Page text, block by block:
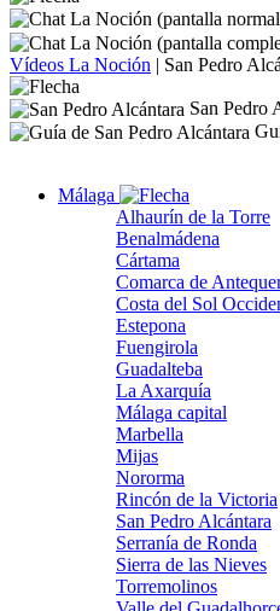
Vídeos La Noción | San Pedro
San Pedro
Málaga
Alhaurín de la Torre
Benalmádena
Cártama
Comarca de
Costa del Sol
Estepona
Fuengirola
Guadalteba
La Axarquía
Málaga capital
Marbella
Mijas
Nororma
Rincón de la Victoria
San Pedro Alcántara
Serranía de Ronda
Sierra de las Nieves
Torremolinos